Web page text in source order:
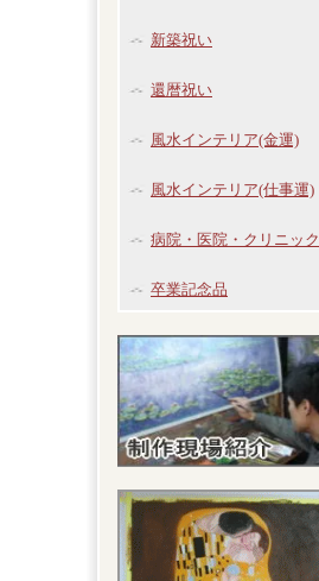
新築祝い
還暦祝い
風水インテリア(金運)
風水インテリア(仕事運)
病院・医院・クリニック
卒業記念品